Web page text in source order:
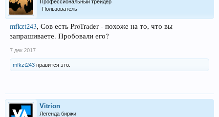
Профессиональный трейдер
Пользователь
mfkzt243, Сов есть ProTrader - похоже на то, что вы
запрашиваете. Пробовали его?
7 дек 2017
mfkzt243 нравится это.
Vitrion
Легенда биржи